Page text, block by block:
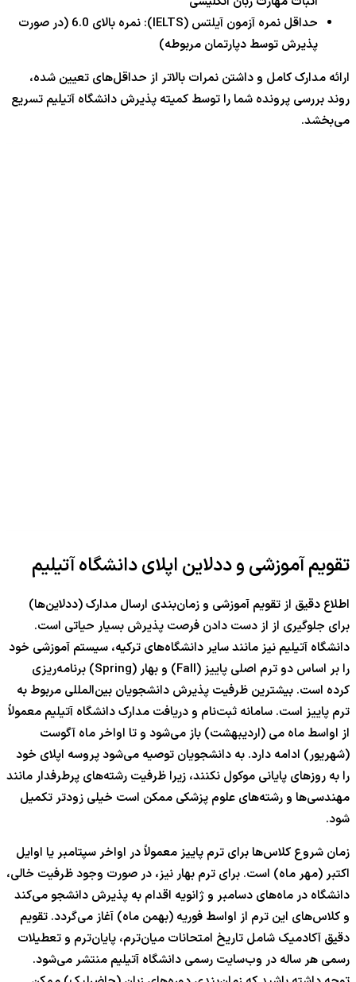
حداقل نمره آزمون آیلتس (IELTS): نمره بالای 6.0 (در صورت
پذیرش توسط دپارتمان مربوطه)
ارائه مدارک کامل و داشتن نمرات بالاتر از حداقل‌های تعیین شده،
روند بررسی پرونده شما را توسط کمیته پذیرش دانشگاه آتیلیم تسریع
می‌بخشد.
تقویم آموزشی و ددلاین اپلای دانشگاه آتیلیم
اطلاع دقیق از تقویم آموزشی و زمان‌بندی ارسال مدارک (ددلاین‌ها)
برای جلوگیری از از دست دادن فرصت پذیرش بسیار حیاتی است.
دانشگاه آتیلیم نیز مانند سایر دانشگاه‌های ترکیه، سیستم آموزشی خود
را بر اساس دو ترم اصلی پاییز (Fall) و بهار (Spring) برنامه‌ریزی
کرده است. بیشترین ظرفیت پذیرش دانشجویان بین‌المللی مربوط به
ترم پاییز است. سامانه ثبت‌نام و دریافت مدارک دانشگاه آتیلیم معمولاً
از اواسط ماه می (اردیبهشت) باز می‌شود و تا اواخر ماه آگوست
(شهریور) ادامه دارد. به دانشجویان توصیه می‌شود پروسه اپلای خود
را به روزهای پایانی موکول نکنند، زیرا ظرفیت رشته‌های پرطرفدار مانند
مهندسی‌ها و رشته‌های علوم پزشکی ممکن است خیلی زودتر تکمیل
شود.
زمان شروع کلاس‌ها برای ترم پاییز معمولاً در اواخر سپتامبر یا اوایل
اکتبر (مهر ماه) است. برای ترم بهار نیز، در صورت وجود ظرفیت خالی،
دانشگاه در ماه‌های دسامبر و ژانویه اقدام به پذیرش دانشجو می‌کند
و کلاس‌های این ترم از اواسط فوریه (بهمن ماه) آغاز می‌گردد. تقویم
دقیق آکادمیک شامل تاریخ امتحانات میان‌ترم، پایان‌ترم و تعطیلات
رسمی هر ساله در وب‌سایت رسمی دانشگاه آتیلیم منتشر می‌شود.